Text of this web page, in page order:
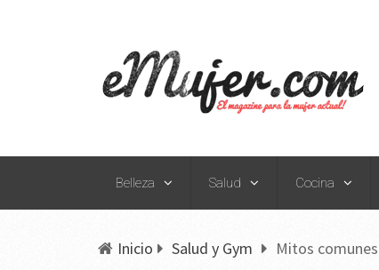
Belleza Salud Cocina
Inicio Salud y Gym Mitos